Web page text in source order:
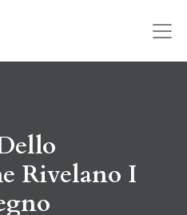
Rivelano I